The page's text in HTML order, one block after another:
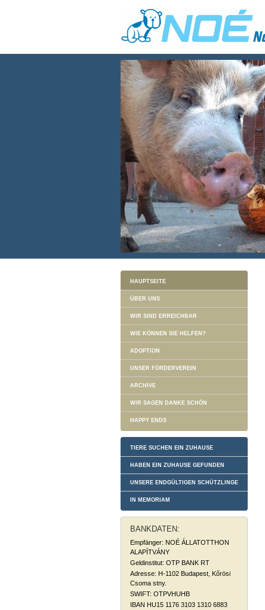
HAUPTSEITE
ÜBER UNS
WIR SIND ERREICHBAR
WIE KÖNNEN SIE HELFEN?
ADOPTION
UNSER FÖRDERVEREIN
ARCHIVE
WIR SAGEN DANKE SCHÖN
HAPPY ENDS
TIERE SUCHEN EIN ZUHAUSE
HABEN EIN ZUHAUSE GEFUNDEN
UNSERE ENDGÜLTIGEN SCHÜTZLINGE
IN MEMORIAM
BANKDATEN:
Empfänger: NOÉ ÁLLATOTTHON
ALAPÍTVÁNY
Geldinstitut: OTP BANK RT
Adresse: H-1102 Budapest, Kőrösi
Csoma stny.
SWIFT: OTPVHUHB
IBAN HU15 1176 3103 1310 6883